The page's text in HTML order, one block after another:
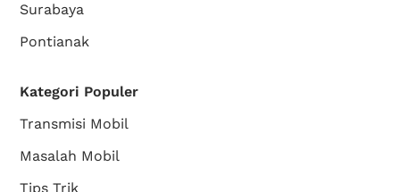
Surabaya
Pontianak
Kategori Populer
Transmisi Mobil
Masalah Mobil
Tips Trik